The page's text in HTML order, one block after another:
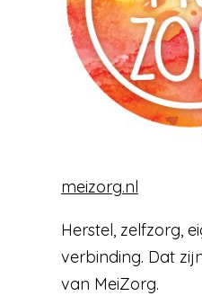
meizorg.nl
Herstel, zelfzorg,
verbinding. Dat
van MeiZorg.